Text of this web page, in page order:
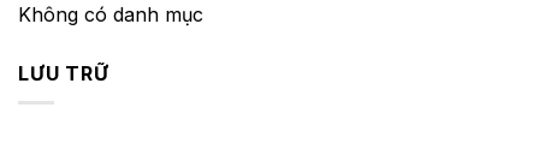
Không có danh mục
LƯU TRỮ